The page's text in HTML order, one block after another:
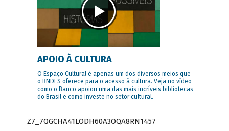
APOIO À CULTURA
O Espaço Cultural é apenas um dos diversos meios que
o BNDES oferece para o acesso à cultura. Veja no vídeo
como o Banco apoiou uma das mais incríveis bibliotecas
do Brasil e como investe no setor cultural.
Z7_7QGCHA41LODH60A3OQA8RN1457